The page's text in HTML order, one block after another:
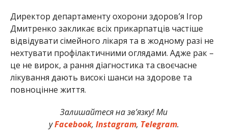
Директор департаменту охорони здоров’я Ігор
Дмитренко закликає всіх прикарпатців частіше
відвідувати сімейного лікаря та в жодному разі не
нехтувати профілактичними оглядами. Адже рак –
це не вирок, а рання діагностика та своєчасне
лікування дають високі шанси на здорове та
повноцінне життя.
Залишайтеся на зв’язку! Ми
уFacebook, Instagram, Telegram.